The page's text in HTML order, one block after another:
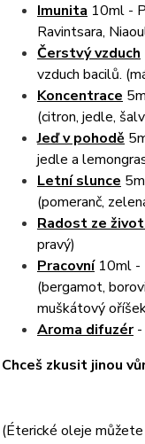
Imunita 10ml -
Ravintsara,
Čerstvý vzduch
vzduch bacilů.
Koncentrace
(citron, jedle,
Jeď v pohodě
jedle a
Letní slunce
(pomeranč,
Radost ze
pravý)
Pracovní10ml -
(bergamot,
muškátový
Aroma difuzér-
Chceš zkusit jinou
(Éterické oleje